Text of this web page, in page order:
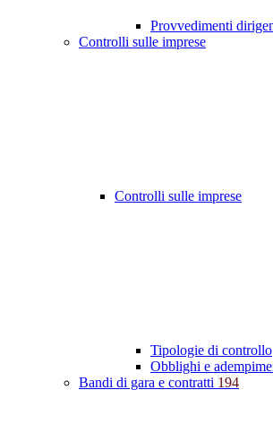
Provvedimenti
Controlli sulle imprese
Controlli sulle imprese
Tipologie di controllo
Obblighi e
Bandi di gara e contratti 194